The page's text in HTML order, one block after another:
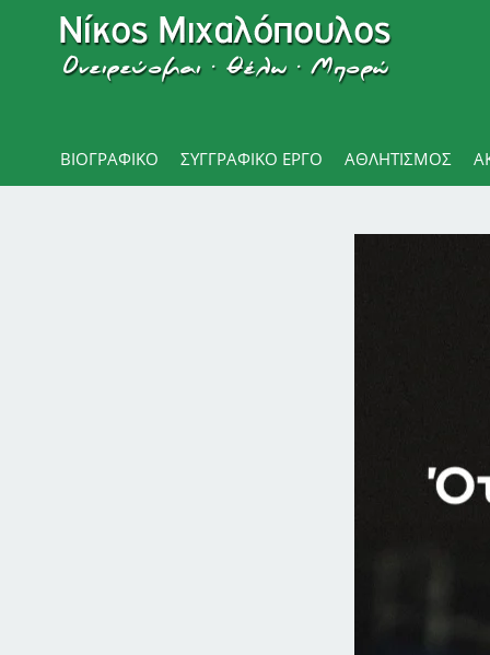
ΒΙΟΓΡΑΦΙΚΌ ΣΥΓΓΡΑΦΙΚΟ ΕΡΓΟ ΑΘΛΗΤΙΣΜΌΣ